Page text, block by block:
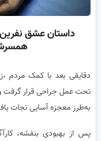
دقایقی بعد با کمک مردم
به‌طرز معجزه آسایی نجات
پس از بهبودی بنفشه،